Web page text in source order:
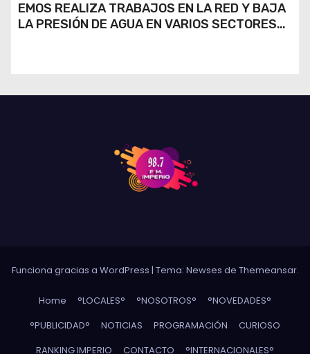
EMOS REALIZA TRABAJOS EN LA RED Y BAJA
LA PRESIÓN DE AGUA EN VARIOS SECTORES
Funciona gracias a WordPress | Tema: Newses de Themeansar.
Home °LOCALES° °NOSOTROS°
°NOVEDADES°
°PUBLICIDAD°
NOTICIAS PROGRAMACIÓN
CURIOSO
RANKING IMPERIO
CONTACTO °INTERNACIONALES°